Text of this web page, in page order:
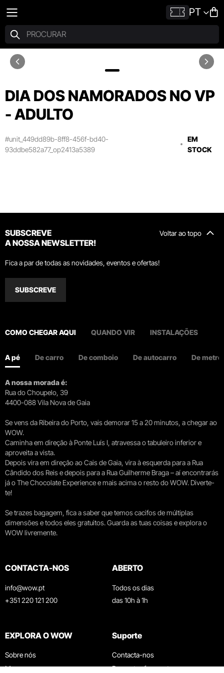
PT
DIA DOS NAMORADOS NO VP
- ADULTO
#unit_449dd89b-8ff8-456f-bd40-
93ddbe582a77_op2413a5389
EM
STOCK
Voltar ao topo
SUBSCREVE
A NOSSA NEWSLETTER!
Fica a par de todas as novidades, eventos e ofertas!
SUBSCREVE
COMO CHEGAR AQUI QUANDO VIR INSTALAÇÕES
A pé De carro De comboio De autocarro De metro
A nossa morada é:
Rua do Choupelo, 39
4400-088 Vila Nova de Gaia
Se vens da Ribeira do Porto, vais demorar 15 a 20 minutos, a chegar ao
WOW.
Caminha em direção à Ponte Luís I, atravessa o tabuleiro inferior e
aproveita a vista.
Depois vira em direção ao Cais de Gaia, vira à esquerda para a Rua
Cândido dos Reis e depois para a Rua Guilherme Braga – aí encontrarás
já o The Chocolate Experience e mais acima o resto do WOW. Diverte-
te!
Se trazes bagagem, fica a saber que temos cacifos de múltiplas
dimensões e todos eles gratuitos. Guarda as tuas coisas e explora o
WOW livremente.
CONTACTA-NOS
info@wow.pt
+351 220 121 200
ABERTO
Todos os dias
das 10h à 1h
EXPLORA O WOW
Sobre nós
Museus
Suporte
Contacta-nos
Perguntas frequentes